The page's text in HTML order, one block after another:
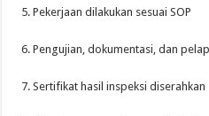
Pekerjaan dilakukan sesuai SOP
Pengujian, dokumentasi, dan
Sertifikat hasil inspeksi diserahkan